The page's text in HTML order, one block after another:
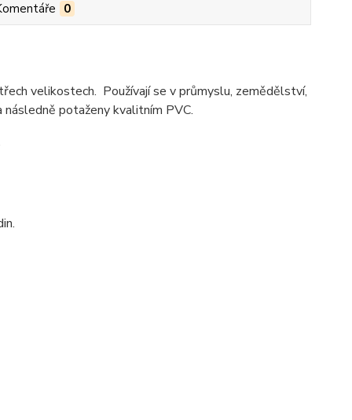
0
velikostech. Používají se v průmyslu, zemědělství,
potaženy kvalitním PVC.